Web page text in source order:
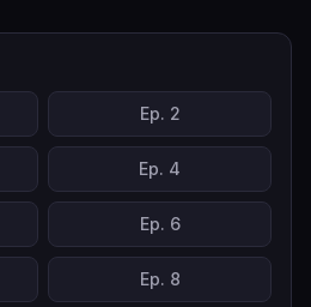
Ep. 2
Ep. 4
Ep. 6
Ep. 8